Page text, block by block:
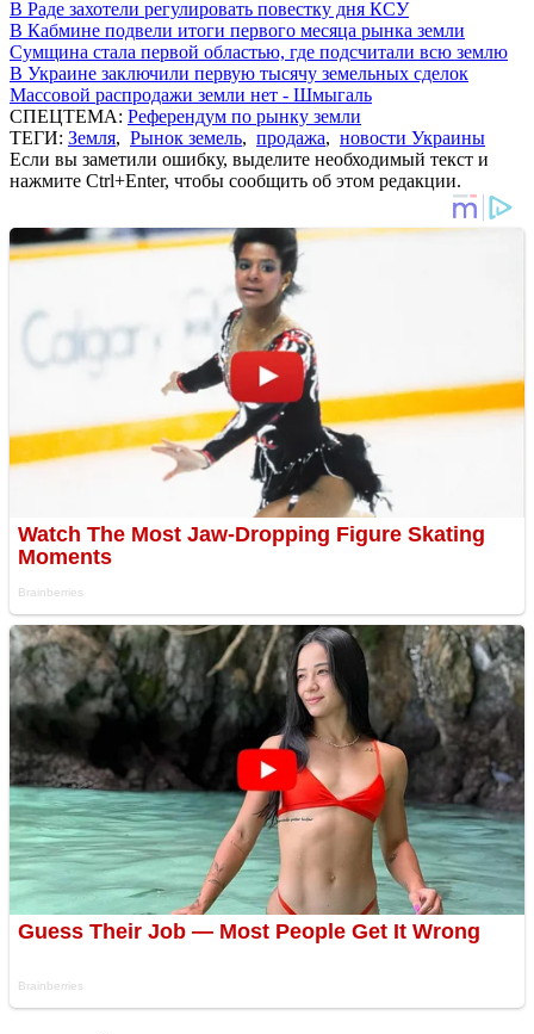
В Раде захотели регулировать повестку дня КСУ
В Кабмине подвели итоги первого месяца рынка земли
Сумщина стала первой областью, где подсчитали всю землю
В Украине заключили первую тысячу земельных сделок
Массовой распродажи земли нет - Шмыгаль
СПЕЦТЕМА: Референдум по рынку земли
ТЕГИ: Земля, Рынок земель, продажа, новости Украины
Если вы заметили ошибку, выделите необходимый текст и
нажмите Ctrl+Enter, чтобы сообщить об этом редакции.